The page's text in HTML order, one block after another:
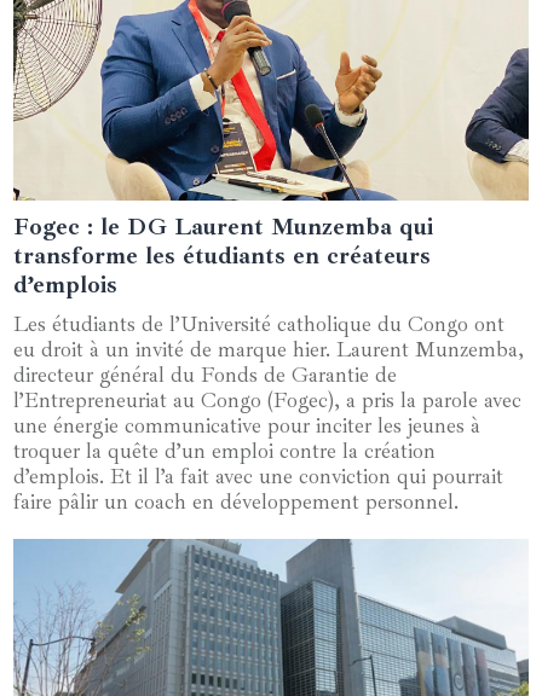
09 avril 2025
Fogec : le DG Laurent Munzemba qui
transforme les étudiants en créateurs
d’emplois
Les étudiants de l’Université catholique du Congo ont
eu droit à un invité de marque hier. Laurent Munzemba,
directeur général du Fonds de Garantie de
l’Entrepreneuriat au Congo (Fogec), a pris la parole avec
une énergie communicative pour inciter les jeunes à
troquer la quête d’un emploi contre la création
d’emplois. Et il l’a fait avec une conviction qui pourrait
faire pâlir un coach en développement personnel.